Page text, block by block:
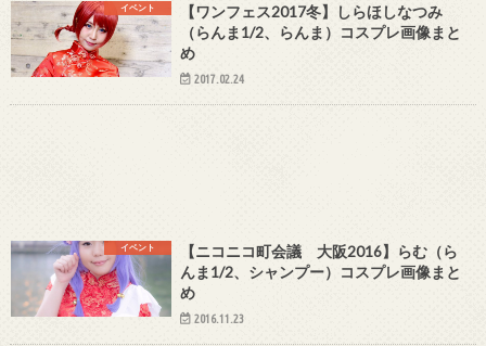
イベント
【ワンフェス2017冬】しらほしなつみ
（らんま1/2、らんま）コスプレ画像まと
め
2017.02.24
イベント
【ニコニコ町会議 大阪2016】らむ（ら
んま1/2、シャンプー）コスプレ画像まと
め
2016.11.23